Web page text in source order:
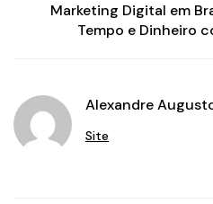
Marketing Digital em
Tempo e Dinheiro
Alexandre
Site